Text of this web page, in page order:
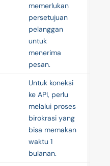
memerlukan
persetujuan
pelanggan
untuk
menerima
pesan.
Untuk koneksi
ke API, perlu
melalui proses
birokrasi yang
bisa memakan
waktu 1
bulanan.